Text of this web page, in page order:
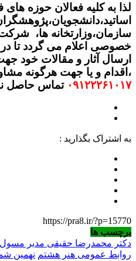
لذا به کلیه فعالان حوزه های
سازمان،وزارتخانه ها،
خصوصی اعلام می گردد تا
ارسال آثار و مقالات خود
،اقدام و یا جهت هرگونه
۰۹۱۲۲۲۶۱۰۱۷ تماس حاصل
به اشتراک بگذارید :
https://pra8.ir/?p=15770
برچسب ها
دکتر محمدرضا حقیقی مدیر مسول
روابط عمومی هنر هشتم نهمین